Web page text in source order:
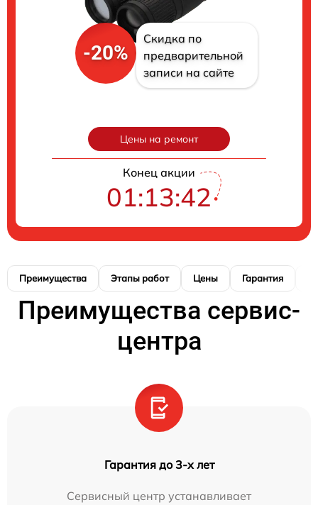
-20%
Скидка по
предварительной
записи на сайте
Цены на ремонт
Конец акции
01:13:40
Преимущества Этапы работ Цены Гарантия
Преимущества сервис-
центра
Гарантия до 3-х лет
Сервисный центр устанавливает